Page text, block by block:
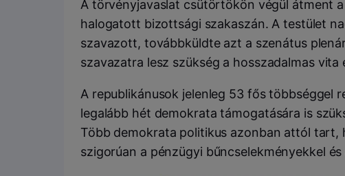
A törvényjavaslat csütörtökön végül átment
halogatott bizottsági szakaszán. A testület
szavazott, továbbküldte azt a szenátus
szavazatra lesz szükség a hosszadalmas
A republikánusok jelenleg 53 fős többséggel
legalább hét demokrata támogatására is
Több demokrata politikus azonban attól tart,
szigorúan a pénzügyi bűncselekményekkel